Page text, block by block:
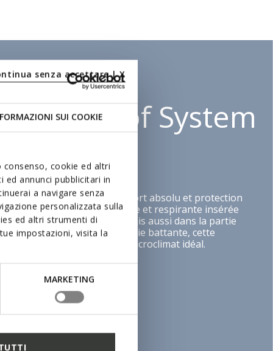
SUI COOKIE
cookie ed altri
annunci pubblicitari in
a navigare senza
personalizzata sulla
ed altri strumenti di
impostazioni, visita la
MARKETING
senza accettare | X
System
System de Geox offre confort absolu et protection
une membrane imperméable et respirante insérée
la semelle extérieure, mais aussi dans la partie
chaussure. Même sous la pluie battante, cette
des pieds au sec et un microclimat idéal.